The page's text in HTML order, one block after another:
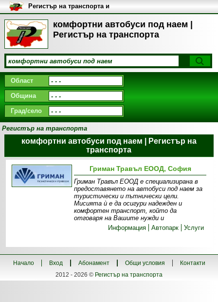
комфортни автобуси под наем |
Регистър на транспорта
Регистър на транспорта и
транспортните фирми в
България
Област
Община
Град/село
Регистър на транспорта
комфортни автобуси под наем | Регистър на
транспорта
Гриман Травъл ЕООД, София
Гриман Травъл ЕООД е специализирана в
предоставянето на автобуси под наем за
туристически и пътнически цели.
Мисията ѝ е да осигури надежден и
комфортен транспорт, който да
отговаря на Вашите нужди и
Информация
Автопарк Услуги
Начало Вход Абонамент Общи условия
Контакти
2012 - 2026 © Регистър на транспорта